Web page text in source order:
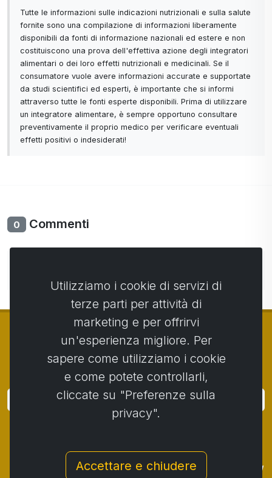
Tutte le informazioni sulle indicazioni nutrizionali e sulla salute
fornite sono una compilazione di informazioni liberamente
disponibili da fonti di informazione nazionali ed estere e non
costituiscono una prova dell'effettiva azione degli integratori
alimentari o dei loro effetti nutrizionali e medicinali. Se il
consumatore vuole avere informazioni accurate e supportate
da studi scientifici ed esperti, è importante che si informi
attraverso tutte le fonti esperte disponibili. Prima di utilizzare
un integratore alimentare, è sempre opportuno consultare
preventivamente il proprio medico per verificare eventuali
effetti positivi o indesiderati!
0 Commenti
© Copyright 2014 - 2026 Activstar
Contatto / Termini e condizioni
Protezione dei dati personali
/ Procedura di reclamo
/
Utilizziamo i cookie di servizi di
terze parti per attività di
marketing e per offrirvi
un'esperienza migliore. Per
sapere come utilizziamo i cookie
e come potete controllarli,
cliccate su "Preferenze sulla
privacy".
Accettare e chiudere